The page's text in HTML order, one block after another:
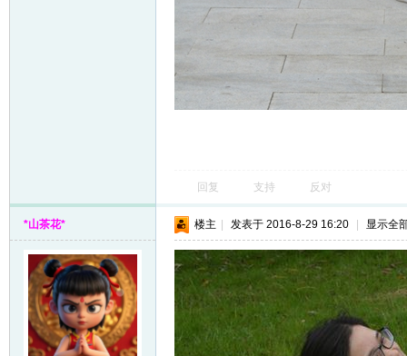
回复 支持 反对
*山茶花* 楼主 发表于 2016-8-29 16:20 显示全